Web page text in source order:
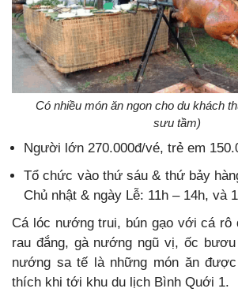
Có nhiều món ăn ngon cho du khách
sưu tầm)
Người lớn 270.000đ/vé, trẻ em
Tổ chức vào thứ sáu & thứ bảy
Chủ nhật & ngày Lễ: 11h – 14h, và
Cá lóc nướng trui, bún gạo với cá rô
rau đắng, gà nướng ngũ vị, ốc
nướng sa tế là những món ăn
thích khi tới khu du lịch Bình Quới 1.